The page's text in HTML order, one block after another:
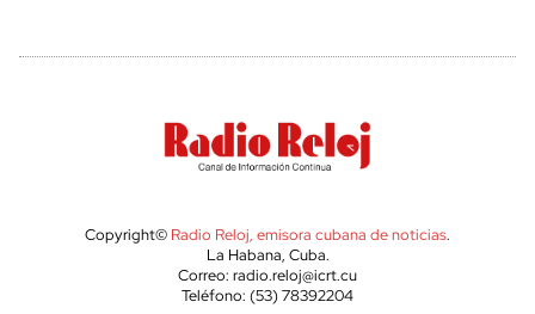
Copyright© Radio Reloj, emisora cubana de noticias.
La Habana, Cuba.
Correo: radio.reloj@icrt.cu
Teléfono: (53) 78392204